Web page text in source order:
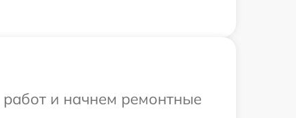
и начнем ремонтные